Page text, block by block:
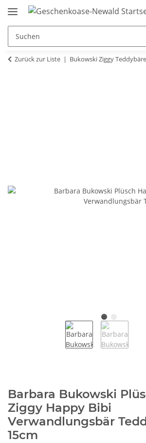
Zurück zur Liste Bukowski Ziggy
Barbara Bukowski
Ziggy Happy Bibi
Verwandlungsbär
15cm